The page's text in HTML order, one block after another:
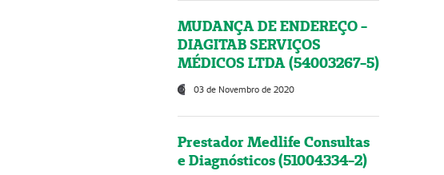
MUDANÇA DE ENDEREÇO -
DIAGITAB SERVIÇOS
MÉDICOS LTDA (54003267-5)
03 de Novembro de 2020
Prestador Medlife Consultas
e Diagnósticos (51004334-2)